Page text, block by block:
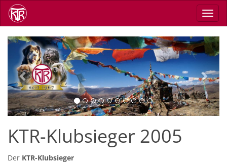
Direkt
zum
Inhalt
Previous Next
KTR-Klubsieger 2005
Der KTR-Klubsieger